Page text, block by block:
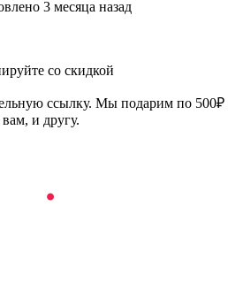
3 месяца назад
со скидкой
ссылку. Мы подарим по 500₽
и другу.